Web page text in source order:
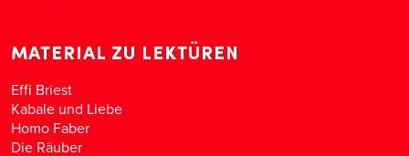
MATERIAL ZU LEKTÜREN
Effi Briest
Kabale und Liebe
Homo Faber
Die Räuber